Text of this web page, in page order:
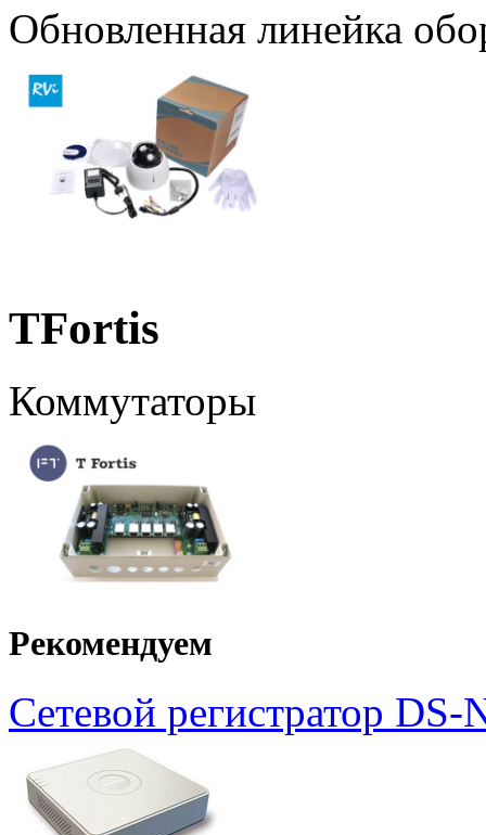
Обновленная линейка
TFortis
Коммутаторы
Рекомендуем
Сетевой регистратор DS-